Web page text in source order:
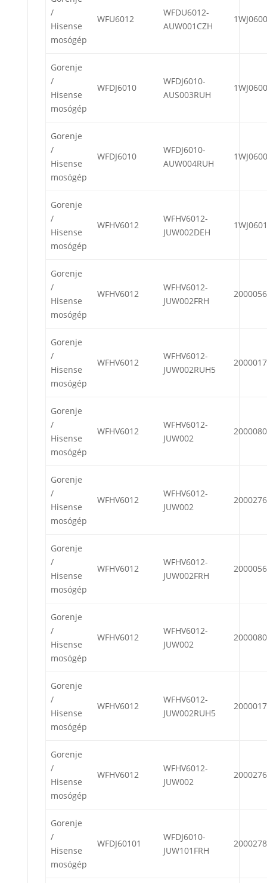
/
Hisense
mosógép
WFU6012
WFDU6012-
AUW001CZH
Gorenje
/
Hisense
mosógép
WFDJ6010
WFDJ6010-
AUS003RUH
Gorenje
/
Hisense
mosógép
WFDJ6010
WFDJ6010-
AUW004RUH
Gorenje
/
Hisense
mosógép
WFHV6012
WFHV6012-
JUW002DEH
Gorenje
/
Hisense
mosógép
WFHV6012
WFHV6012-
JUW002FRH
Gorenje
/
Hisense
mosógép
WFHV6012
WFHV6012-
JUW002RUH5
Gorenje
/
Hisense
mosógép
WFHV6012
WFHV6012-
JUW002
Gorenje
/
Hisense
mosógép
WFHV6012
WFHV6012-
JUW002
Gorenje
/
Hisense
mosógép
WFHV6012
WFHV6012-
JUW002FRH
Gorenje
/
Hisense
mosógép
WFHV6012
WFHV6012-
JUW002
Gorenje
/
Hisense
mosógép
WFHV6012
WFHV6012-
JUW002RUH5
Gorenje
/
Hisense
mosógép
WFHV6012
WFHV6012-
JUW002
Gorenje
/
Hisense
mosógép
WFDJ60101
WFDJ6010-
JUW101FRH